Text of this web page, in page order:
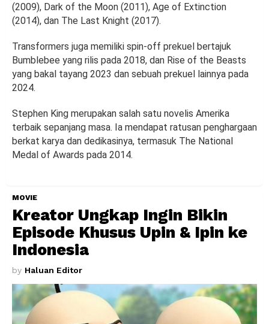
(2009), Dark of the Moon (2011), Age of Extinction
(2014), dan The Last Knight (2017).
Transformers juga memiliki spin-off prekuel bertajuk
Bumblebee yang rilis pada 2018, dan Rise of the Beasts
yang bakal tayang 2023 dan sebuah prekuel lainnya pada
2024.
Stephen King merupakan salah satu novelis Amerika
terbaik sepanjang masa. Ia mendapat ratusan penghargaan
berkat karya dan dedikasinya, termasuk The National
Medal of Awards pada 2014.
MOVIE
Kreator Ungkap Ingin Bikin
Episode Khusus Upin & Ipin ke
Indonesia
by Haluan Editor